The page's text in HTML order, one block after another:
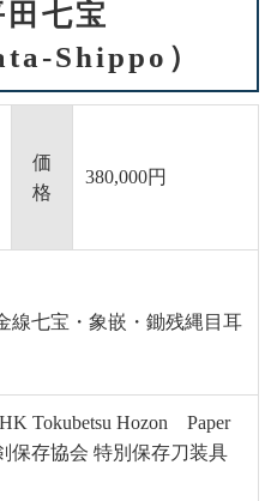
七宝
Shippo）
価
格
380,000円
線七宝・象嵌・鋤残縄目耳
Tokubetsu Hozon Paper
保存協会 特別保存刀装具